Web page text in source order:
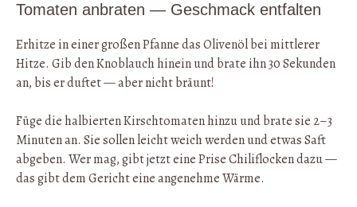
Tomaten anbraten — Geschmack entfalten
Erhitze in einer großen Pfanne das Olivenöl bei mittlerer
Hitze. Gib den Knoblauch hinein und brate ihn 30 Sekunden
an, bis er duftet — aber nicht bräunt!
Füge die halbierten Kirschtomaten hinzu und brate sie 2–3
Minuten an. Sie sollen leicht weich werden und etwas Saft
abgeben. Wer mag, gibt jetzt eine Prise Chiliflocken dazu —
das gibt dem Gericht eine angenehme Wärme.